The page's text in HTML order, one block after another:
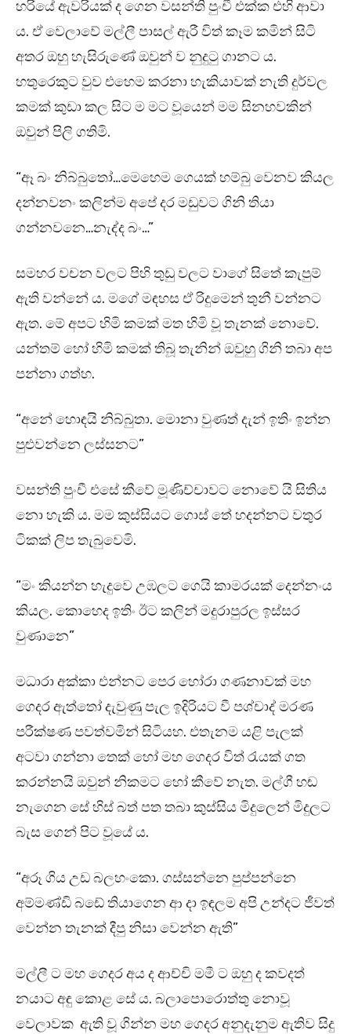
හරියේ ඇවරියක් ද ගෙන වසන්ති පුංචී එක්ක එහි ආවා
ය. ඒ වෙලාවේ මල්ලී පාසල් ඇරී විත් කෑම කමින් සිටි
අතර ඔහු හැසිරුණේ ඔවුන් ව නුදුටු ගානට ය.
හතුරෙකුට වුව එහෙම කරනා හැකියාවක් නැති දුර්වල
කමක් කුඩා කල සිට ම මට වූයෙන් මම සිනහවකින්
ඔවුන් පිලි ගතිමි.
“ඈ බං නිබ්බුතෝ…මෙහෙම ගෙයක් හම්බු වෙනව කියල
දන්නවනං කලින්ම අපේ දර මඩුවට ගිනි තියා
ගන්නවනෙ…නැද්ද බං…”
සමහර වචන වලට පිහි තුඩු වලට වාගේ සිතේ කැපුම්
ඇති වන්නේ ය. මගේ මඳහස ඒ රිදුමෙන් තුනී වන්නට
ඇත. මේ අපට හිමි කමක් මත හිමි වූ තැනක් නොවේ.
යන්තම් හෝ හිමි කමක් තිබූ තැනින් ඔවුහු ගිනි තබා අප
පන්නා ගත්හ.
“අනේ හොඳයි නිබ්බුතා. මොනා වුණත් දැන් ඉතිං ඉන්න
පුළුවන්නෙ ලස්සනට”
වසන්ති පුංචී එසේ කීවේ මූණිච්චාවට නොවේ යි සිතිය
නො හැකි ය. මම කුස්සියට ගොස් තේ හදන්නට වතුර
ටිකක් ලිප තැබුවෙමි.
“මං කියන්න හැදුවෙ උඹලට ගෙයි කාමරයක් දෙන්නංය
කියල. කොහෙද ඉතිං ඊට කලින් මදුරාපුරල ඉස්සර
වුණානෙ”
මධාරා අක්කා එන්නට පෙර හෝරා ගණනාවක් මහ
ගෙදර ඇත්තෝ දැවුණු පැල ඉදිරියට වී පශ්චාද් මරණ
පරීක්ෂණ පවත්වමින් සිටියහ. එතැනම යළි පැලක්
අටවා ගන්නා තෙක් හෝ මහ ගෙදර විත් රැයක් ගත
කරන්නයි ඔවුන් නිකමට හෝ කීවේ නැත. මල්ගී හඬ
නැගෙන සේ හිස් බත් පත තබා කුස්සිය මිදුලෙන් මිදුලට
බැස ගෙන් පිට වූයේ ය.
“අරූ ගිය උඩ බලහංකො. ගස්සන්නෙ පුප්පන්නෙ
අම්මණ්ඩි බඩේ තියාගෙන ආ දා ඉඳලම අපි උන්දට ජීවත්
වෙන්න තැනක් දීපු නිසා වෙන්න ඇති”
මල්ලී ට මහ ගෙදර අය ද ආච්චි මමී ට ඔහු ද කවදත්
නයාට අඳු කොළ සේ ය. බලාපොරොත්තු නොවූ
වෙලාවක ඇති වූ ගින්න මහ ගෙදර අනුදැනුම ඇතිව සිදු